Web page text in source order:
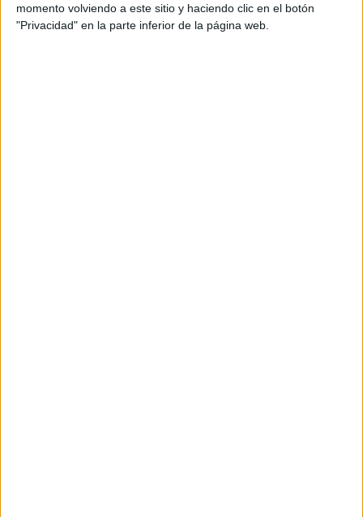
momento volviendo a este sitio y haciendo clic en el botón
"Privacidad" en la parte inferior de la página web.
Construye tu CARABELA. Día de la